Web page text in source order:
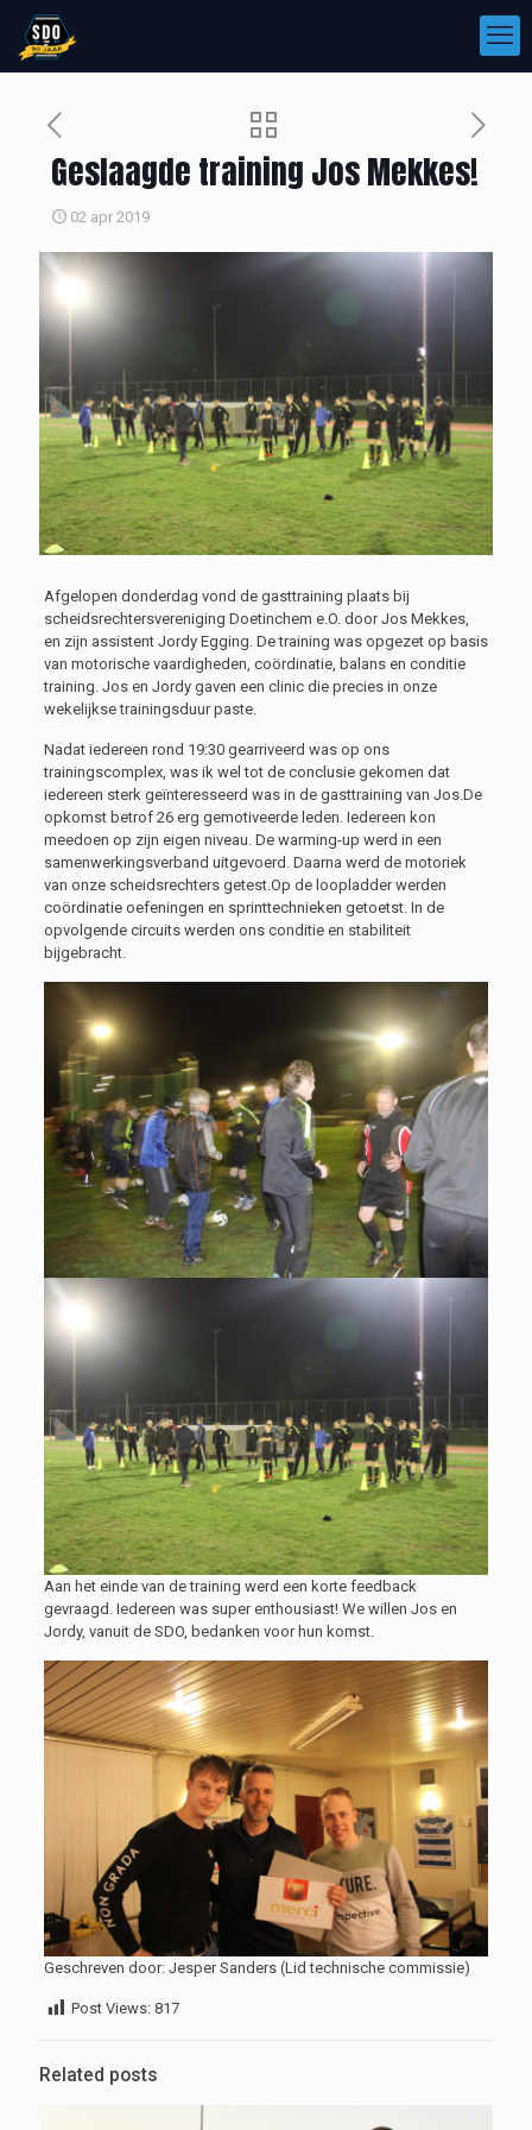
Geslaagde training Jos Mekkes!
02 apr 2019
Afgelopen donderdag vond de gasttraining plaats bij
scheidsrechtersvereniging Doetinchem e.O. door Jos Mekkes,
en zijn assistent Jordy Egging. De training was opgezet op basis
van motorische vaardigheden, coördinatie, balans en conditie
training. Jos en Jordy gaven een clinic die precies in onze
wekelijkse trainingsduur paste.
Nadat iedereen rond 19:30 gearriveerd was op ons
trainingscomplex, was ik wel tot de conclusie gekomen dat
iedereen sterk geïnteresseerd was in de gasttraining van Jos.De
opkomst betrof 26 erg gemotiveerde leden. Iedereen kon
meedoen op zijn eigen niveau. De warming-up werd in een
samenwerkingsverband uitgevoerd. Daarna werd de motoriek
van onze scheidsrechters getest.Op de loopladder werden
coördinatie oefeningen en sprinttechnieken getoetst. In de
opvolgende circuits werden ons conditie en stabiliteit
bijgebracht.
Aan het einde van de training werd een korte feedback
gevraagd. Iedereen was super enthousiast! We willen Jos en
Jordy, vanuit de SDO, bedanken voor hun komst.
Geschreven door: Jesper Sanders (Lid technische commissie)
Post Views: 817
Related posts